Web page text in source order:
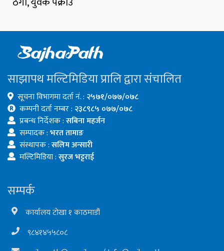
साझापथ मल्टिमिडिया प्रालि द्वारा संचालित
सूचना विभागमा दर्ता नं. : २५७१/०७७/०७८
कम्पनी दर्ता नम्बर : २३८९८५ ०७७/०७८
प्रबन्ध निर्देशक :सबिना महर्जन
सम्पादक :भरत तामाङ
संस्थापक :सलिम अन्सारी
मल्टिमिडिया :सुरज भट्टराई
सम्पर्क
कार्यालय टोखा १ काठमाडौं
९८४१४५५८०८